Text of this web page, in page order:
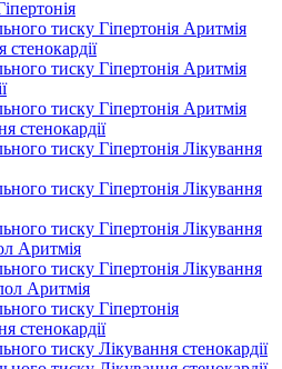
тиску Гіпертонія Аритмія
тиску Гіпертонія Аритмія
тиску Гіпертонія Аритмія
стенокардії
тиску Гіпертонія Лікування
тиску Гіпертонія Лікування
тиску Гіпертонія Лікування
Аритмія
тиску Гіпертонія Лікування
Аритмія
тиску Гіпертонія
стенокардії
тиску Лікування стенокардії